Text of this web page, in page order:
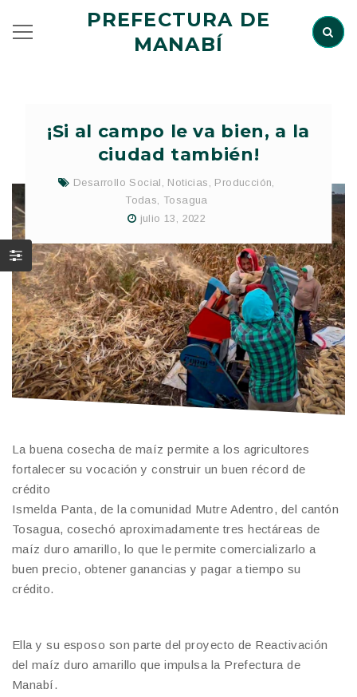
PREFECTURA DE
MANABÍ
¡Si al campo le va bien, a la
ciudad también!
Desarrollo Social , Noticias , Producción,
Todas, Tosagua
julio 13, 2022
La buena cosecha de maíz permite a los agricultores
fortalecer su vocación y construir un buen récord de
crédito
Ismelda Panta, de la comunidad Mutre Adentro, del cantón
Tosagua, cosechó aproximadamente tres hectáreas de
maíz duro amarillo, lo que le permite comercializarlo a
buen precio, obtener ganancias y pagar a tiempo su
crédito.
Ella y su esposo son parte del proyecto de Reactivación
del maíz duro amarillo que impulsa la Prefectura de
Manabí.